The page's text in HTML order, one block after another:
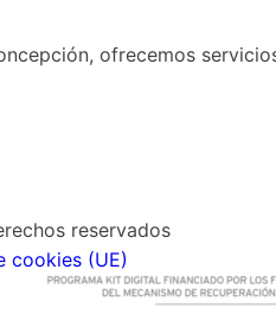
ofrecemos
reservados
cookies (UE)